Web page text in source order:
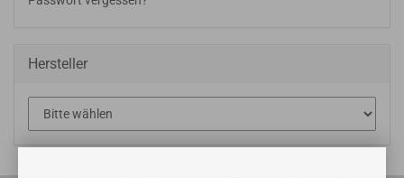
Hersteller